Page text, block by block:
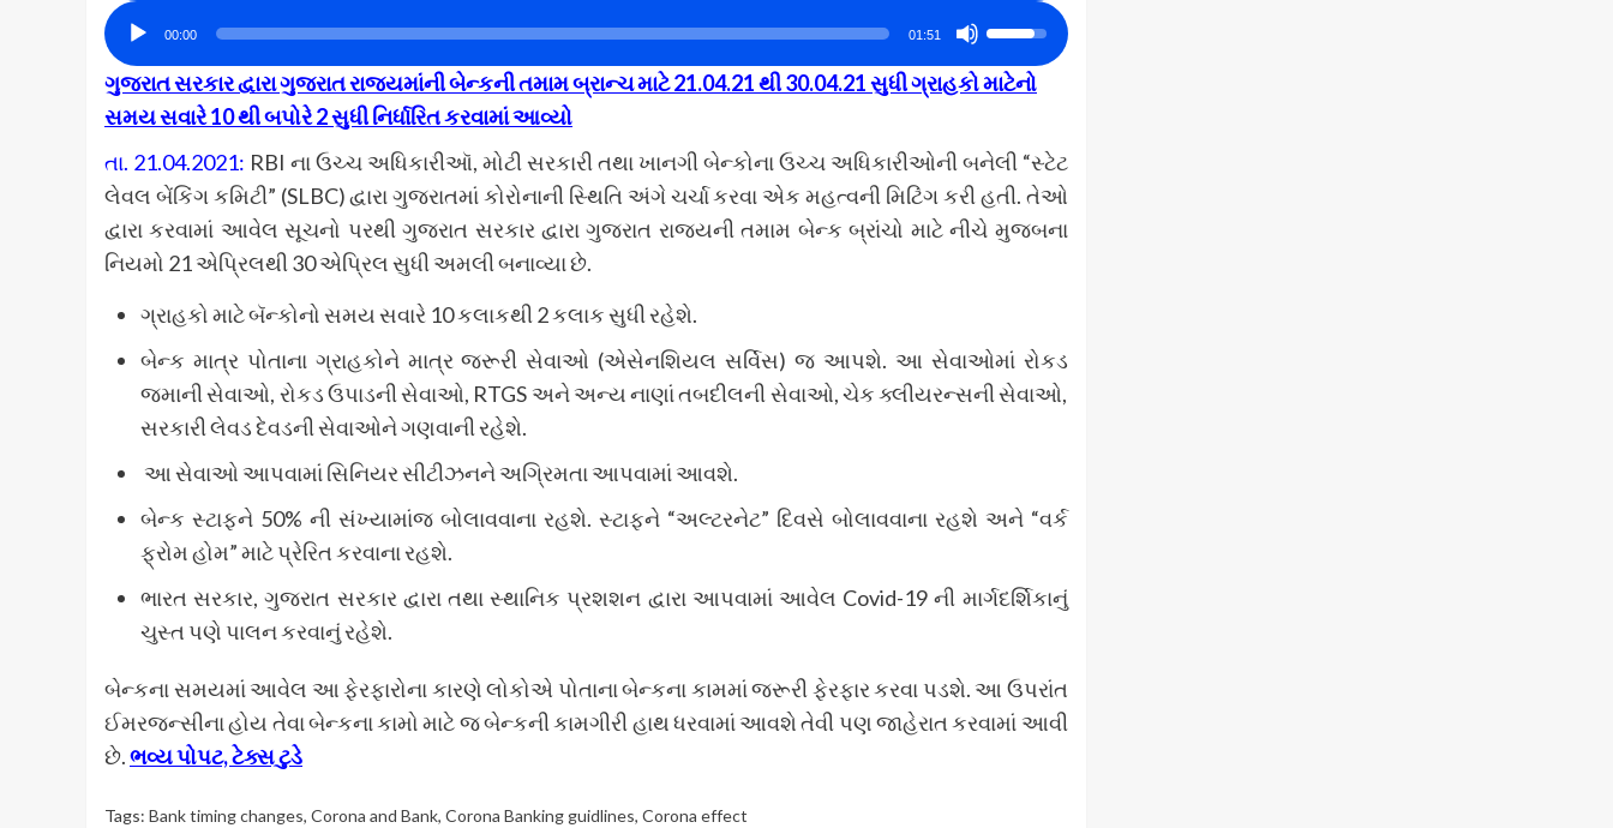
Arrow
keys
to
or
decrease
volume.
Audio
Player
00:00 01:51
Use
Up/Down
Arrow
to
increase
or
ગુજરાત સરકાર દ્વારા ગુજરાત રાજ્યમાંની બેન્કની તમામ બ્રાન્ચ માટે 21.04.21 થી 30.04.21 સુધી ગ્રાહકો માટેનો
સમય સવારે 10 થી બપોરે 2 સુધી નિર્ધારિત કરવામાં આવ્યો
તા. 21.04.2021: RBI ના ઉચ્ચ અધિકારીઑ, મોટી સરકારી તથા ખાનગી બેન્કોના ઉચ્ચ અધિકારીઓની બનેલી “સ્ટેટ
લેવલ બેંકિંગ કમિટી” (SLBC) દ્વારા ગુજરાતમાં કોરોનાની સ્થિતિ અંગે ચર્ચા કરવા એક મહત્વની મિટિંગ કરી હતી. તેઓ
દ્વારા કરવામાં આવેલ સૂચનો પરથી ગુજરાત સરકાર દ્વારા ગુજરાત રાજ્યની તમામ બેન્ક બ્રાંચો માટે નીચે મુજબના
નિયમો 21 એપ્રિલથી 30 એપ્રિલ સુધી અમલી બનાવ્યા છે.
ગ્રાહકો માટે બૅન્કોનો સમય સવારે 10 કલાકથી 2 કલાક સુધી રહેશે.
બેન્ક માત્ર પોતાના ગ્રાહકોને માત્ર જરૂરી સેવાઓ (એસેનશિયલ સર્વિસ) જ આપશે. આ સેવાઓમાં રોકડ
જમાની સેવાઓ, રોકડ ઉપાડની સેવાઓ, RTGS અને અન્ય નાણાં તબદીલની સેવાઓ, ચેક ક્લીયરન્સની સેવાઓ,
સરકારી લેવડ દેવડની સેવાઓને ગણવાની રહેશે.
આ સેવાઓ આપવામાં સિનિયર સીટીઝનને અગ્રિમતા આપવામાં આવશે.
બેન્ક સ્ટાફને 50% ની સંખ્યામાંજ બોલાવવાના રહશે. સ્ટાફને “અલ્ટરનેટ” દિવસે બોલાવવાના રહશે અને “વર્ક
ફ્રોમ હોમ” માટે પ્રેરિત કરવાના રહશે.
ભારત સરકાર, ગુજરાત સરકાર દ્વારા તથા સ્થાનિક પ્રશશન દ્વારા આપવામાં આવેલ Covid-19 ની માર્ગદર્શિકાનું
ચુસ્ત પણે પાલન કરવાનું રહેશે.
બેન્કના સમયમાં આવેલ આ ફેરફારોના કારણે લોકોએ પોતાના બેન્કના કામમાં જરૂરી ફેરફાર કરવા પડશે. આ ઉપરાંત
ઈમરજન્સીના હોય તેવા બેન્કના કામો માટે જ બેન્કની કામગીરી હાથ ધરવામાં આવશે તેવી પણ જાહેરાત કરવામાં આવી
છે.ભવ્ય પોપટ, ટેક્સ ટુડે
Tags: Bank timing changes, Corona and Bank, Corona Banking guidlines, Corona effect